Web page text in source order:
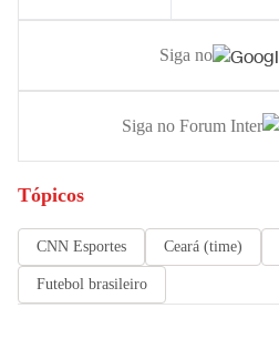
Siga no
Siga no Forum Inter
Tópicos
CNN Esportes Ceará (time)
Futebol brasileiro